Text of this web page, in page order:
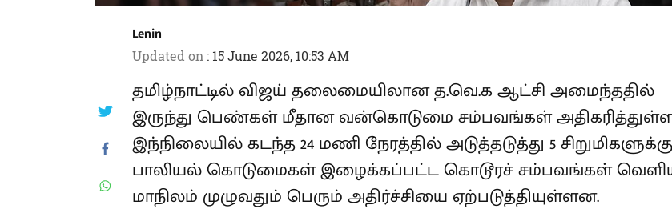
Lenin
Updated on
தமிழ்நாட்டில் விஜய் தலைமையிலான த.வெ.க ஆட்சி அமைந்ததில்
இருந்து பெண்கள் மீதான வன்கொடுமை சம்பவங்கள்
அதிகரித்துள்ளது. இந்நிலையில் கடந்த 24 மணி நேரத்தில்
அடுத்தடுத்து 5 சிறுமிகளுக்குப் பாலியல் கொடுமைகள்
இழைக்கப்பட்ட கொடூரச் சம்பவங்கள் வெளியாகி மாநிலம் முழுவதும்
பெரும் அதிர்ச்சியை ஏற்படுத்தியுள்ளன.